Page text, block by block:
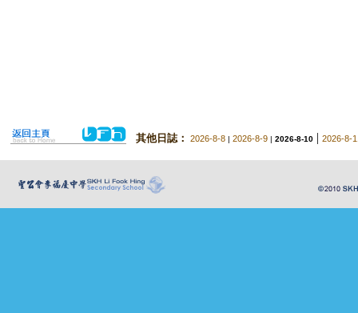
其他日誌： 2026-8-8 | 2026-8-9 | 2026-8-10 | 2026-8-